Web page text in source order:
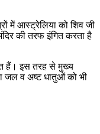
में आस्ट्रेलिया को शिव जी
की तरफ इंगित करता है
हैं। इस तरह से मुख्य
जल व अष्ट धातुओं को भी